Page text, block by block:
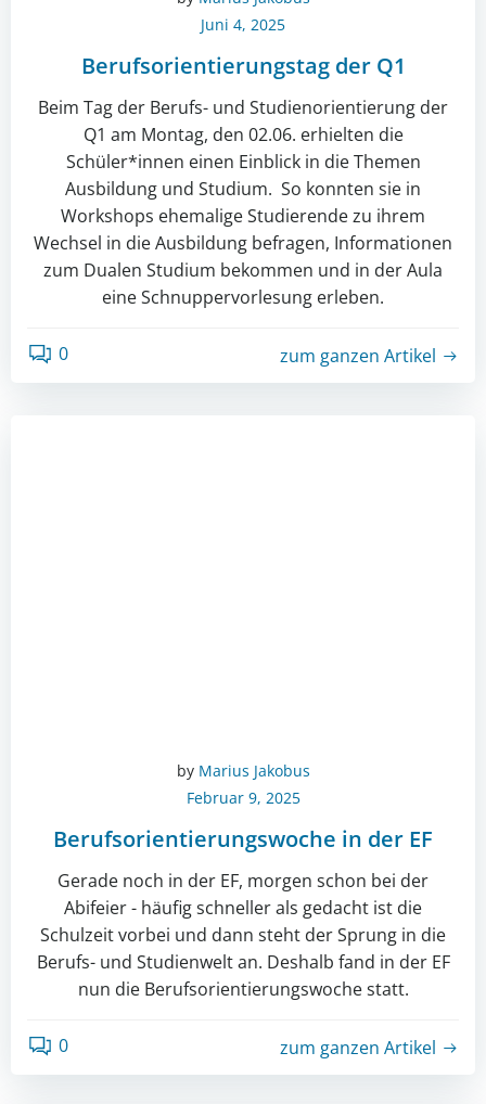
Juni 4, 2025
Berufsorientierungstag der Q1
Beim Tag der Berufs- und Studienorientierung der
Q1 am Montag, den 02.06. erhielten die
Schüler*innen einen Einblick in die Themen
Ausbildung und Studium. So konnten sie in
Workshops ehemalige Studierende zu ihrem
Wechsel in die Ausbildung befragen, Informationen
zum Dualen Studium bekommen und in der Aula
eine Schnuppervorlesung erleben.
0 zum ganzen Artikel
by Marius Jakobus
Februar 9, 2025
Berufsorientierungswoche in der EF
Gerade noch in der EF, morgen schon bei der
Abifeier - häufig schneller als gedacht ist die
Schulzeit vorbei und dann steht der Sprung in die
Berufs- und Studienwelt an. Deshalb fand in der EF
nun die Berufsorientierungswoche statt.
0 zum ganzen Artikel